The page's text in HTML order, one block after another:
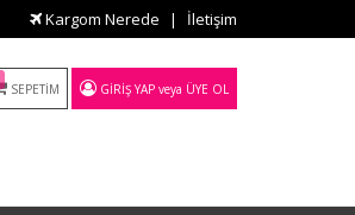
Kargom Nerede İletişim
SEPETIM GIRIŞ YAP veya ÜYE OL